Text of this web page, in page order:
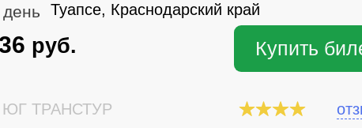
Туапсе, Краснодарский край
руб. Купить
ЮГ ТРАНСТУР